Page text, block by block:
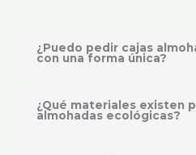
¿Puedo pedir cajas
con una forma única?
¿Qué materiales existen
almohadas ecológicas?